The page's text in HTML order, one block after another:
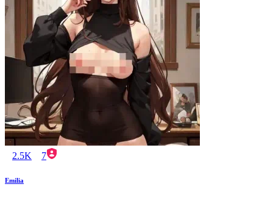
2.5K 7
Emilia